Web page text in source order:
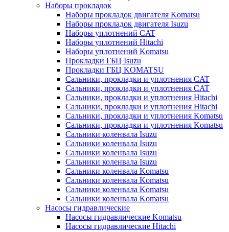
Наборы прокладок
Наборы прокладок двигателя Komatsu
Наборы прокладок двигателя Isuzu
Наборы уплотнений CAT
Наборы уплотнений Hitachi
Наборы уплотнений Komatsu
Прокладки ГБЦ Isuzu
Прокладки ГБЦ KOMATSU
Сальники, прокладки и уплотнения CAT
Сальники, прокладки и уплотнения CAT
Сальники, прокладки и уплотнения Hitachi
Сальники, прокладки и уплотнения Hitachi
Сальники, прокладки и уплотнения Komatsu
Сальники, прокладки и уплотнения Komatsu
Сальники коленвала Isuzu
Сальники коленвала Isuzu
Сальники коленвала Isuzu
Сальники коленвала Isuzu
Сальники коленвала Komatsu
Сальники коленвала Komatsu
Сальники коленвала Komatsu
Сальники коленвала Komatsu
Насосы гидравлические
Насосы гидравлические Komatsu
Насосы гидравлические Hitachi